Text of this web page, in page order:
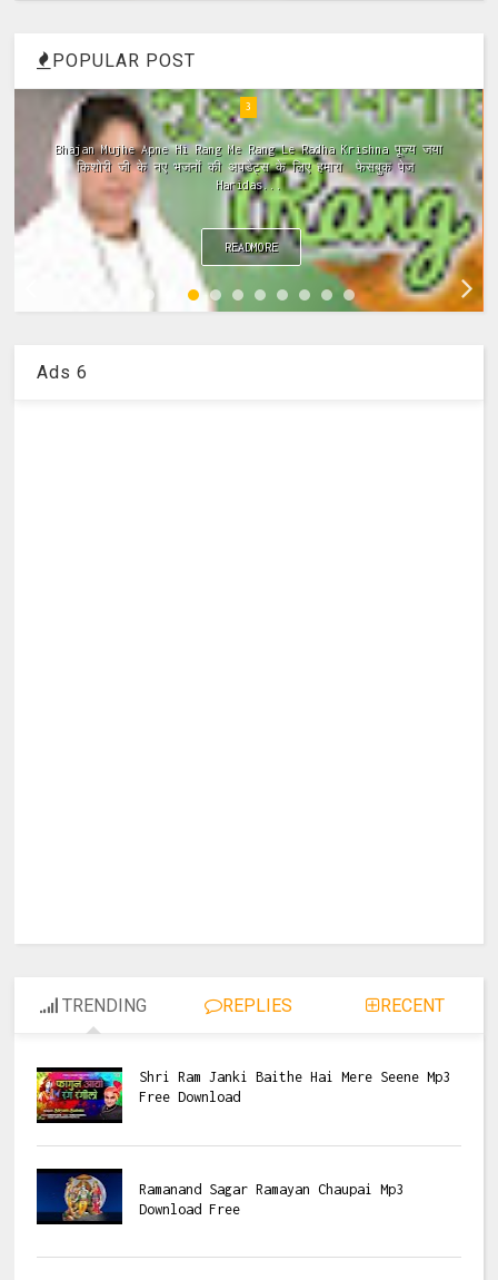
POPULAR POST
4
Meri Vinti Yahi Hai Radha Rani Dj (Remix) MIx Download:
Click This Link ~Meri Vinti Yahi Hai Radha Rani Dj (Remix)
MIx Full ...
READMORE
Ads 6
TRENDING REPLIES RECENT
Shri Ram Janki Baithe Hai Mere Seene Mp3
Free Download
Ramanand Sagar Ramayan Chaupai Mp3
Download Free